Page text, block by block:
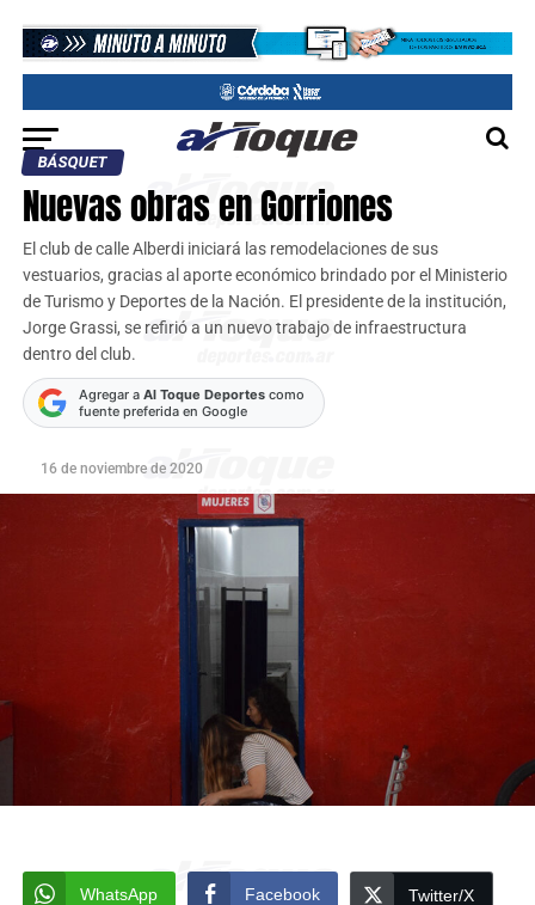
BÁSQUET
Nuevas obras en Gorriones
El club de calle Alberdi iniciará las remodelaciones de sus
vestuarios, gracias al aporte económico brindado por el Ministerio
de Turismo y Deportes de la Nación. El presidente de la institución,
Jorge Grassi, se refirió a un nuevo trabajo de infraestructura
dentro del club.
Agregar a Al Toque Deportescomo
fuente preferida en Google
16 de noviembre de 2020
WhatsApp Facebook Twitter/X